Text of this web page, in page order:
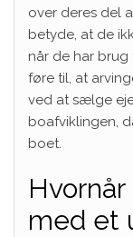
over deres del
betyde, at de
når de har
føre til, at
ved at sælge
boafviklingen,
boet.
med et